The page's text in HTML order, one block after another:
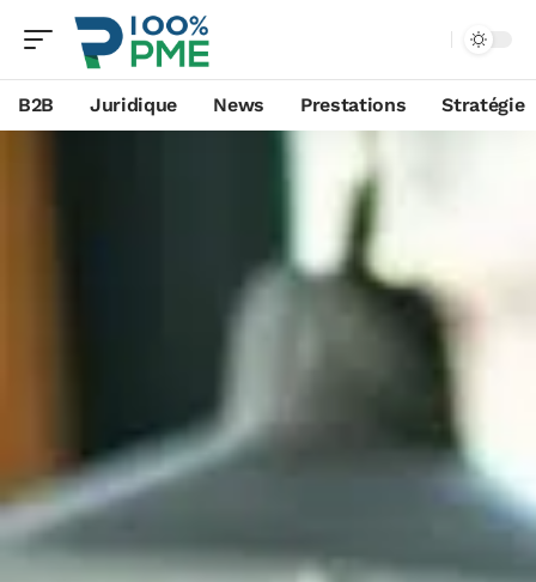
B2B Juridique News Prestations Stratégie